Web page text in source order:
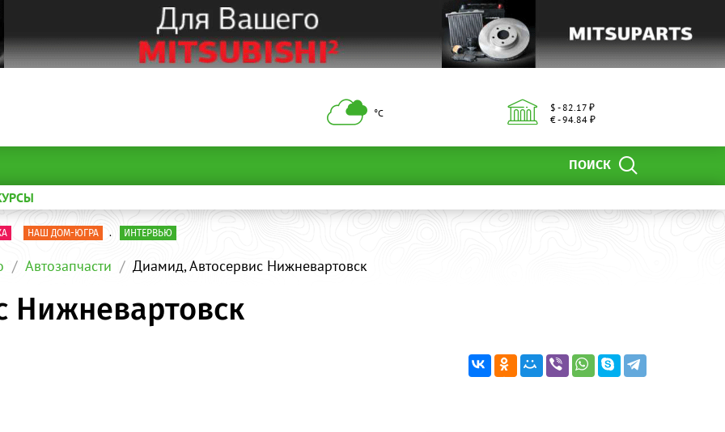
°С
$ - 82.17 ₽
€ - 94.84 ₽
ПОИСК
НАШ ДОМ-ЮГРА . ИНТЕРВЬЮ
Автозапчасти Диамид, Автосервис Нижневартовск
Нижневартовск